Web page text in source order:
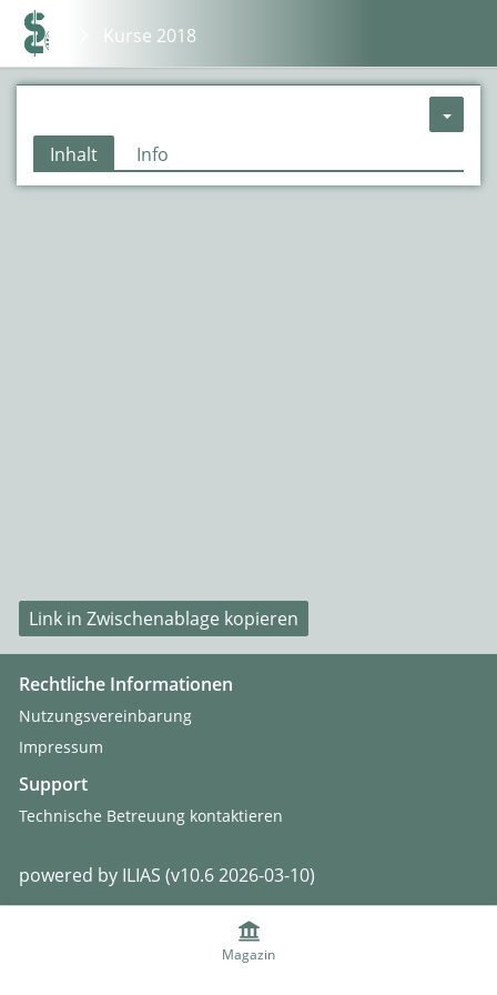
Kurse 2018
Magazin
Inhalt Info
Link in Zwischenablage kopieren
Rechtliche Informationen
Nutzungsvereinbarung
Impressum
Support
Technische Betreuung kontaktieren
powered by ILIAS (v10.6 2026-03-10)